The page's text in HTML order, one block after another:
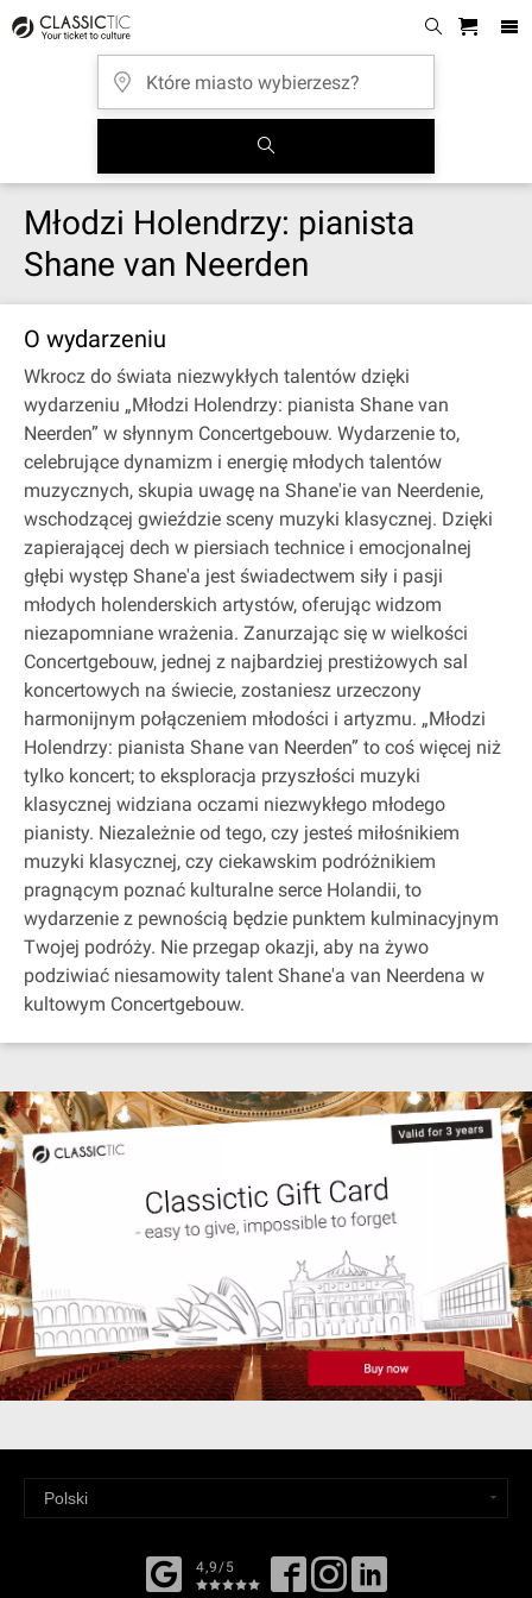
Młodzi Holendrzy: pianista
Shane van Neerden
O wydarzeniu
Wkrocz do świata niezwykłych talentów dzięki
wydarzeniu „Młodzi Holendrzy: pianista Shane van
Neerden” w słynnym Concertgebouw. Wydarzenie to,
celebrujące dynamizm i energię młodych talentów
muzycznych, skupia uwagę na Shane'ie van Neerdenie,
wschodzącej gwieździe sceny muzyki klasycznej. Dzięki
zapierającej dech w piersiach technice i emocjonalnej
głębi występ Shane'a jest świadectwem siły i pasji
młodych holenderskich artystów, oferując widzom
niezapomniane wrażenia. Zanurzając się w wielkości
Concertgebouw, jednej z najbardziej prestiżowych sal
koncertowych na świecie, zostaniesz urzeczony
harmonijnym połączeniem młodości i artyzmu. „Młodzi
Holendrzy: pianista Shane van Neerden” to coś więcej niż
tylko koncert; to eksploracja przyszłości muzyki
klasycznej widziana oczami niezwykłego młodego
pianisty. Niezależnie od tego, czy jesteś miłośnikiem
muzyki klasycznej, czy ciekawskim podróżnikiem
pragnącym poznać kulturalne serce Holandii, to
wydarzenie z pewnością będzie punktem kulminacyjnym
Twojej podróży. Nie przegap okazji, aby na żywo
podziwiać niesamowity talent Shane'a van Neerdena w
kultowym Concertgebouw.
4,9/5